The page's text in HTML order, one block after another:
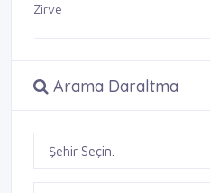
Zirve
Arama Daraltma